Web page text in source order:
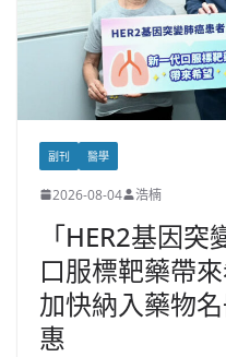
副刊 醫學
2026-08-04 浩楠
「HER2基因
口服標靶藥帶
加快納入藥物
惠